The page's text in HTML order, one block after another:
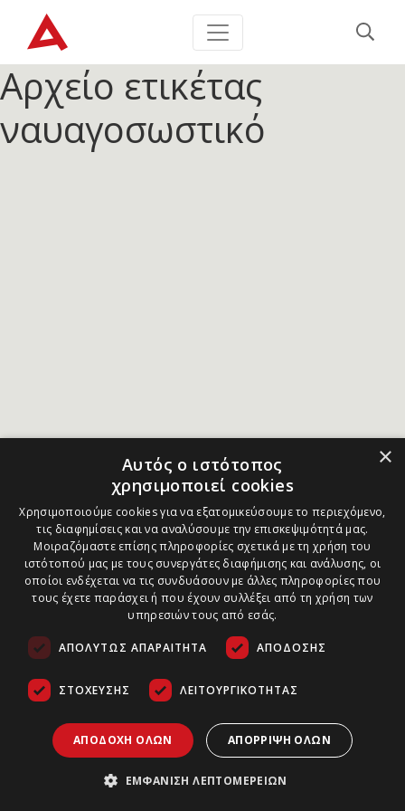
Αρχείο ετικέτας
ναυαγοσωστικό
×
Αυτός ο ιστότοπος
χρησιμοποιεί cookies
Χρησιμοποιούμε cookies για να εξατομικεύσουμε το περιεχόμενο,
τις διαφημίσεις και να αναλύσουμε την επισκεψιμότητά μας.
Μοιραζόμαστε επίσης πληροφορίες σχετικά με τη χρήση του
ιστότοπού μας με τους συνεργάτες διαφήμισης και ανάλυσης, οι
οποίοι ενδέχεται να τις συνδυάσουν με άλλες πληροφορίες που
τους έχετε παράσχει ή που έχουν συλλέξει από τη χρήση των
υπηρεσιών τους από εσάς.
ΑΠΟΛΎΤΩΣ ΑΠΑΡΑΊΤΗΤΑ ΑΠΌΔΟΣΗΣ
ΣΤΌΧΕΥΣΗΣ ΛΕΙΤΟΥΡΓΙΚΌΤΗΤΑΣ
ΑΠΟΔΟΧΉ ΌΛΩΝ ΑΠΌΡΡΙΨΗ ΌΛΩΝ
ΕΜΦΆΝΙΣΗ ΛΕΠΤΟΜΕΡΕΙΏΝ